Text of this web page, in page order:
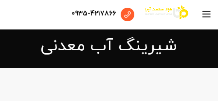
0935-4217866
شیرینگ آب معدنی